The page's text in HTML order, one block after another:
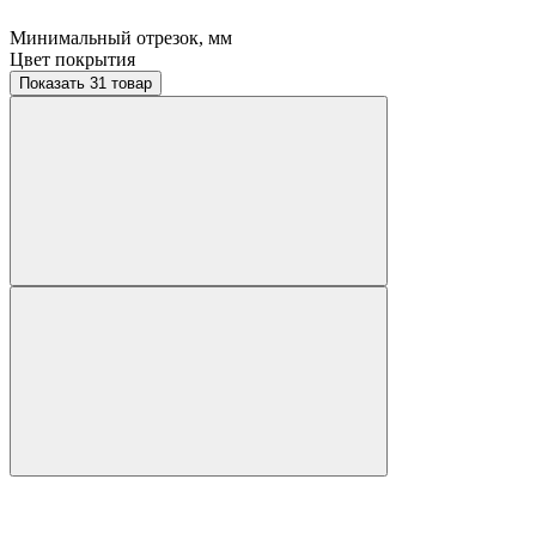
Минимальный отрезок, мм
Цвет покрытия
Показать 31 товар